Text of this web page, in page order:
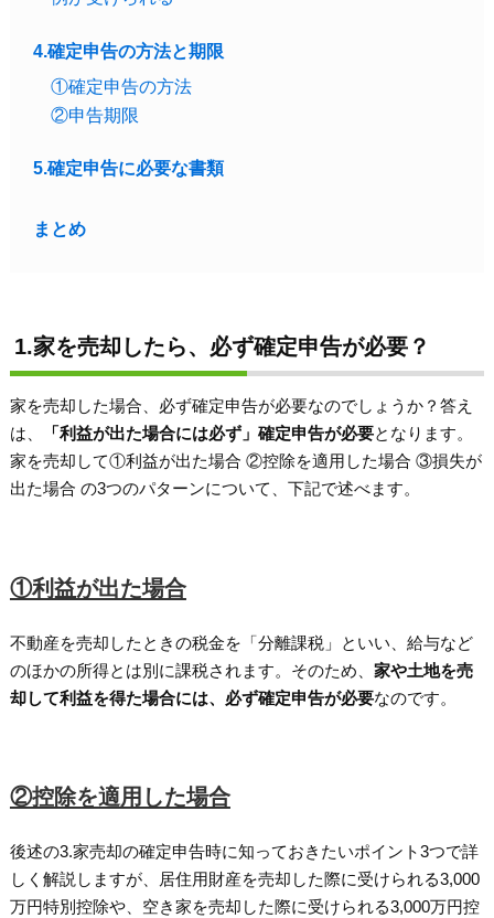
4.確定申告の方法と期限
①確定申告の方法
②申告期限
5.確定申告に必要な書類
まとめ
1.家を売却したら、必ず確定申告が必要？
家を売却した場合、必ず確定申告が必要なのでしょうか？答え
は、
「利益が出た場合には必ず」確定申告が必要となります。
家を売却して①利益が出た場合 ②控除を適用した場合 ③損失が
出た場合 の3つのパターンについて、下記で述べます。
①利益が出た場合
不動産を売却したときの税金を「分離課税」といい、給与など
のほかの所得とは別に課税されます。そのため、 家や土地を売
却して利益を得た場合には、必ず確定申告が必要なのです。
②控除を適用した場合
後述の3.家売却の確定申告時に知っておきたいポイント3つで詳
しく解説しますが、居住用財産を売却した際に受けられる3,000
万円特別控除や、空き家を売却した際に受けられる3,000万円控